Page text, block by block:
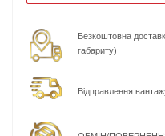
Безкоштовна
габариту)
Відправлення